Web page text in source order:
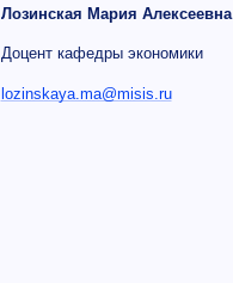
Лозинская Мария Алексеевна
Доцент кафедры экономики
lozinskaya.ma@misis.ru